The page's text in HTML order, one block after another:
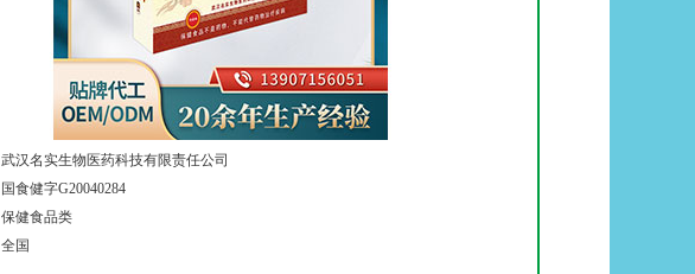
武汉名实生物医药科技有限责任公司
国食健字G20040284
保健食品类
全国